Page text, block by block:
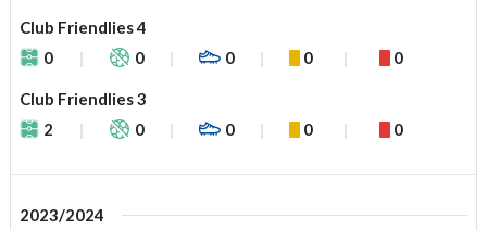
Club Friendlies 4
0
0 0 0 0
Club Friendlies 3
2
0 0 0 0
2023/2024